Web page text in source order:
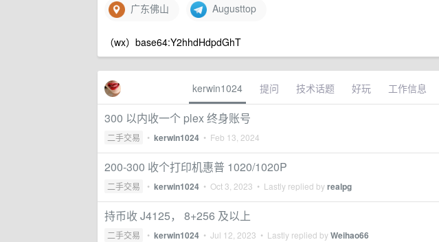
广东佛山 Augusttop
（wx）base64:Y2hhdHdpdGhT
kerwin1024 提问 技术话题 好玩 工作信息
300 以内收一个 plex 终身账号
二手交易 • kerwin1024 • Feb 13, 2024
200-300 收个打印机惠普 1020/1020P
二手交易 • kerwin1024 • Oct 3, 2023 • Lastly replied byrealpg
持币收 J4125， 8+256 及以上
二手交易 • kerwin1024 • Jul 12, 2023 • Lastly replied byWeihao66